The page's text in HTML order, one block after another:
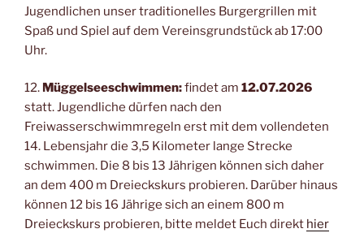
Jugendlichen unser traditionelles Burgergrillen mit
Spaß und Spiel auf dem Vereinsgrundstück ab 17:00
Uhr.
12. Müggelseeschwimmen:findet am 12.07.2026
statt. Jugendliche dürfen nach den
Freiwasserschwimmregeln erst mit dem vollendeten
14. Lebensjahr die 3,5 Kilometer lange Strecke
schwimmen. Die 8 bis 13 Jährigen können sich daher
an dem 400 m Dreieckskurs probieren. Darüber hinaus
können 12 bis 16 Jährige sich an einem 800 m
Dreieckskurs probieren, bitte meldet Euch direkt hier